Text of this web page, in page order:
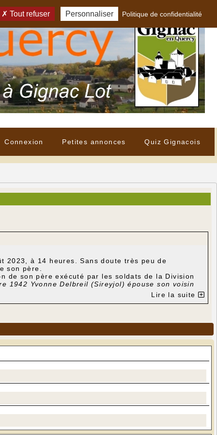
Connexion Petites annonces Quiz Gignacois
2023, à 14 heures. Sans doute très peu de
son père.
de son père exécuté par les soldats de la Division
1942 Yvonne Delbreil (Sireyjol) épouse son voisin
le 1er juin 1944. Une semaine plus tard il sera
ans. Il a été tué par des soldats de la Division Das
en 1941 la brigade motorisée de Narbonne),
Lire la suite
Tout refuser Personnaliser Politique de confidentialité